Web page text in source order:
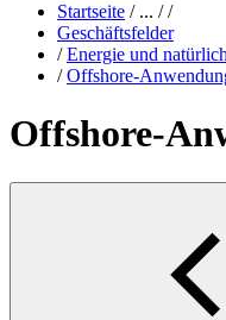
Startseite /... / /
Geschäftsfelder
/ Energie und
/ Offshore-
Offshore-